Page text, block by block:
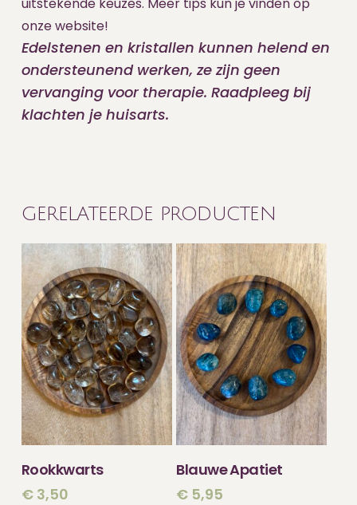
uitstekende keuzes. Meer tips kun je vinden op
onze website!
Edelstenen en kristallen kunnen helend en
ondersteunend werken, ze zijn geen
vervanging voor therapie. Raadpleeg bij
klachten je huisarts.
GERELATEERDE PRODUCTEN
TOEVOEGEN
Rookkwarts
€3,50
TOEVOEGEN
AAN WINKELWAGEN
Blauwe Apatiet
€ 5,95